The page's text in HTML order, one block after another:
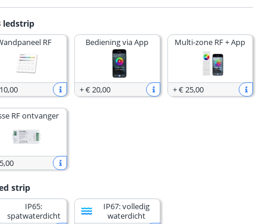
ledstrip
RF
,00
Bediening via App
+€ 20,00
Multi-zone RF + App
+€ 25,00
RF ontvanger
,00
strip
IP65:
spatwaterdicht
IP67: volledig
waterdicht